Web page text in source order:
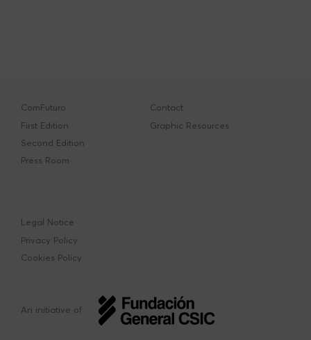
ComFuturo
First Edition
Second Edition
Press Room
Contact
Graphic Resources
Legal Notice
Privacy Policy
Cookies Policy
An initiative of